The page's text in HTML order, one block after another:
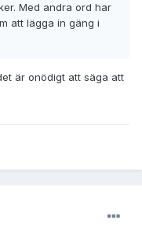
Med andra ord har
att lägga in gäng i
är onödigt att säga att